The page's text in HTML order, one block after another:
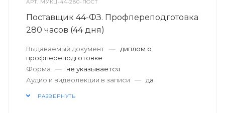
АРТ. МУКЦ-44-280-ПОСТ
Поставщик 44-ФЗ. Профпереподготовка
280 часов (44 дня)
Выдаваемый документ — диплом о
профпереподготовке
Форма
—
не указывается
Аудио и видеолекции в записи
— да
РАЗВЕРНУТЬ